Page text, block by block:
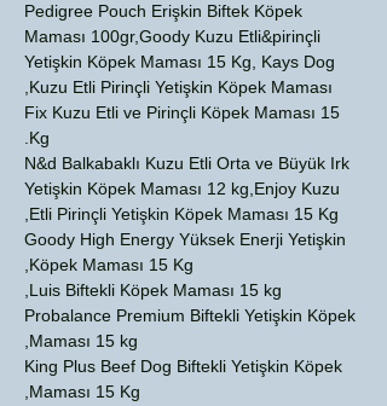
Pedigree Pouch Erişkin Biftek Köpek
Maması 100gr,Goody Kuzu Etli&pirinçli
Yetişkin Köpek Maması 15 Kg, Kays Dog
Kuzu Etli Pirinçli Yetişkin Köpek Maması,
Fix Kuzu Etli ve Pirinçli Köpek Maması 15
Kg.
N&d Balkabaklı Kuzu Etli Orta ve Büyük Irk
Yetişkin Köpek Maması 12 kg,Enjoy Kuzu
Etli Pirinçli Yetişkin Köpek Maması 15 Kg,
Goody High Energy Yüksek Enerji Yetişkin
Köpek Maması 15 Kg,
Luis Biftekli Köpek Maması 15 kg,
Probalance Premium Biftekli Yetişkin Köpek
Maması 15 kg,
King Plus Beef Dog Biftekli Yetişkin Köpek
Maması 15 Kg,